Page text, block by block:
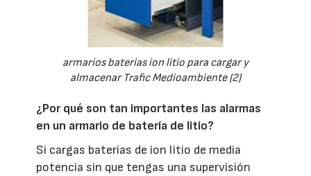
armarios baterias ion litio para cargar y
almacenar Trafic Medioambiente (2)
¿Por qué son tan importantes las alarmas
en un armario de batería de litio?
Si cargas baterías de ion litio de media
potencia sin que tengas una supervisión